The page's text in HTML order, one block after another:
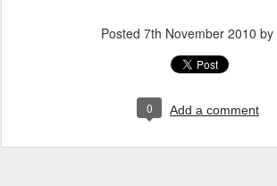
Posted 7th November 2010 by
0 Add a comment